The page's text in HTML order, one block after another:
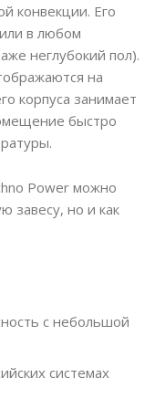
конвекции. Его
в любом
неглубокий пол).
на
корпуса занимает
быстро
Power можно
завесу, но и как
с небольшой
системах